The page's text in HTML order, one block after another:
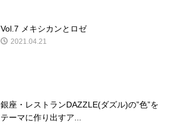
Vol.7 メキシカンとロゼ
2021.04.21
銀座・レストランDAZZLE(ダズル)の”色”を
テーマに作り出すア...